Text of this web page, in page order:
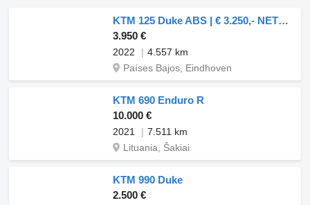
KTM 125 Duke ABS | € 3.250,- NETTO! | A1 | BTW
3.950 €
2022
4.557 km
Países Bajos, Eindhoven
KTM 690 Enduro R
10.000 €
2021
7.511 km
Lituania, Šakiai
KTM 990 Duke
2.500 €